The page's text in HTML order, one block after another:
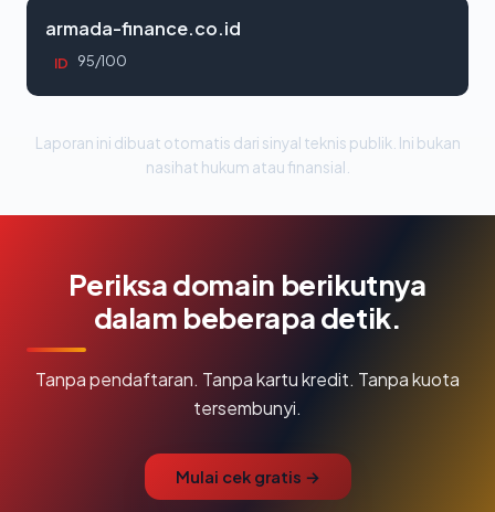
armada-finance.co.id
ID 95/100
Laporan ini dibuat otomatis dari sinyal teknis publik. Ini bukan
nasihat hukum atau finansial.
Periksa domain berikutnya
dalam beberapa detik.
Tanpa pendaftaran. Tanpa kartu kredit. Tanpa kuota
tersembunyi.
Mulai cek gratis →